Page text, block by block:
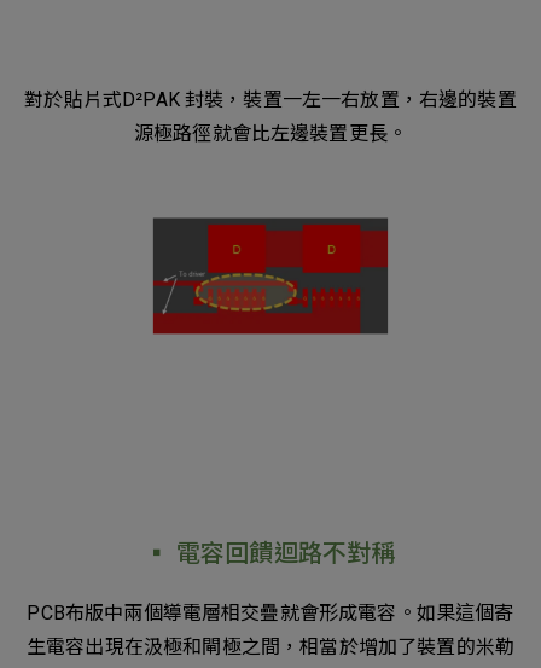
對於貼片式D²PAK 封裝，裝置一左一右放置，右邊的裝置
源極路徑就會比左邊裝置更長。
▪︎ 電容回饋迴路不對稱
PCB布版中兩個導電層相交疊就會形成電容。如果這個寄
生電容出現在汲極和閘極之間，相當於增加了裝置的米勒